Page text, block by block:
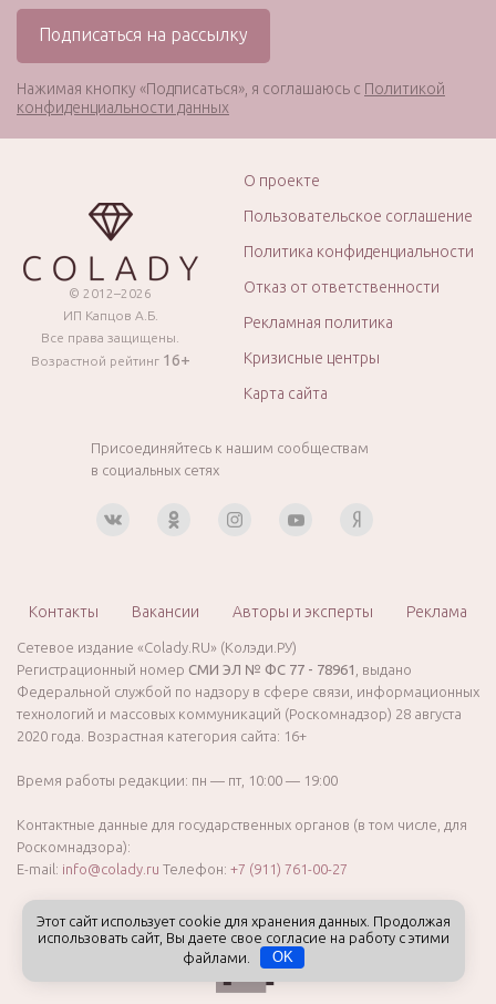
Нажимая кнопку «Подписаться», я соглашаюсь с Политикой
конфиденциальности данных
© 2012–2026
ИП Капцов А.Б.
Все права защищены.
Возрастной рейтинг 16+
О проекте
Пользовательское соглашение
Политика конфиденциальности
Отказ от ответственности
Рекламная политика
Кризисные центры
Карта сайта
Присоединяйтесь к нашим сообществам
в социальных сетях
Контакты Вакансии Авторы и эксперты Реклама
Сетевое издание «Colady.RU» (Колэди.РУ)
Регистрационный номер СМИ ЭЛ № ФС 77 - 78961
, выдано
Федеральной службой по надзору в сфере связи, информационных
технологий и массовых коммуникаций (Роскомнадзор) 28 августа
2020 года. Возрастная категория сайта: 16+
Время работы редакции: пн — пт, 10:00 — 19:00
Контактные данные для государственных органов (в том числе, для
Роскомнадзора):
E-mail: info@colady.ru Телефон: +7 (911) 761-00-27
Этот сайт использует cookie для хранения данных. Продолжая
использовать сайт, Вы даете свое согласие на работу с этими
файлами.
OK